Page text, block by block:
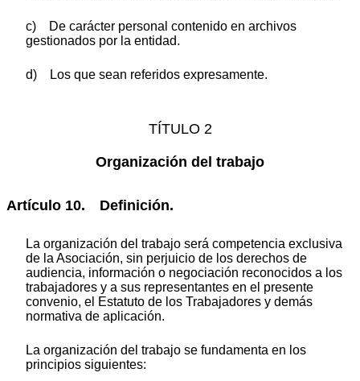
c) De carácter personal contenido en archivos
gestionados por la entidad.
d) Los que sean referidos expresamente.
TÍTULO 2
Organización del trabajo
Artículo 10. Definición.
La organización del trabajo será competencia exclusiva
de la Asociación, sin perjuicio de los derechos de
audiencia, información o negociación reconocidos a los
trabajadores y a sus representantes en el presente
convenio, el Estatuto de los Trabajadores y demás
normativa de aplicación.
La organización del trabajo se fundamenta en los
principios siguientes: